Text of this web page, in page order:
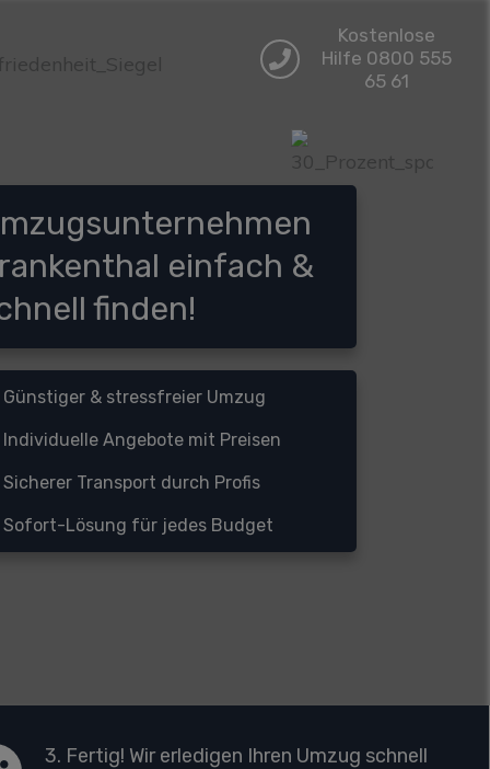
Kostenlose
Hilfe 0800 555
65 61
einfach &
finden!
Günstiger & stressfreier Umzug
Individuelle Angebote mit Preisen
Sicherer Transport durch Profis
Sofort-Lösung für jedes Budget
3. Fertig! Wir erledigen Ihren Umzug schnell